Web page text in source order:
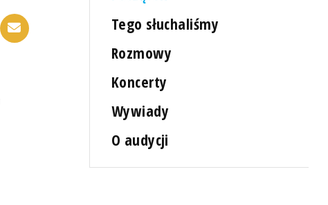
Tego słuchaliśmy
Rozmowy
Koncerty
Wywiady
O audycji